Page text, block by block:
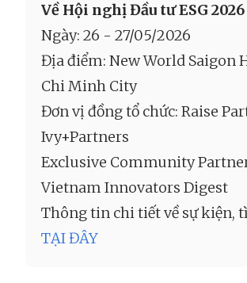
Về Hội nghị Đầu tư ESG 2026
Ngày: 26 - 27/05/2026
Địa điểm: New World Saigon
Chi Minh City
Đơn vị đồng tổ chức: Raise
Ivy+Partners
Exclusive Community
Vietnam Innovators Digest
Thông tin chi tiết về sự kiện,
TẠI ĐÂY